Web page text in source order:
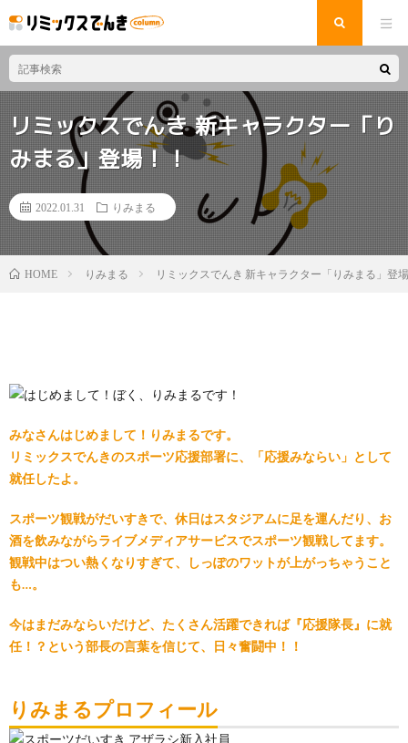
リミックスでんき 新キャラクター「り
みまる」登場！！
2022.01.31 りみまる
HOME りみまる リミックスでんき 新キャラクター「りみまる」登
みなさんはじめまして！りみまるです。
リミックスでんきのスポーツ応援部署に、「応援みならい」として
就任したよ。
スポーツ観戦がだいすきで、休日はスタジアムに足を運んだり、お
酒を飲みながらライブメディアサービスでスポーツ観戦してます。
観戦中はつい熱くなりすぎて、しっぽのワットが上がっちゃうこと
も…。
今はまだみならいだけど、たくさん活躍できれば『応援隊長』に就
任！？という部長の言葉を信じて、日々奮闘中！！
りみまるプロフィール